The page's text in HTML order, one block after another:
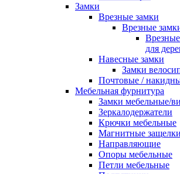
Замки
Врезные замки
Врезные
для
Навесные замки
Замки
Почтовые /
Мебельная фурнитура
Замки мебельные/
Зеркалодержатели
Крючки мебельные
Магнитные защелки
Направляющие
Опоры мебельные
Петли мебельные